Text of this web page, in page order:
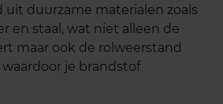
uit duurzame materialen zoals
en staal, wat niet alleen de
maar ook de rolweerstand
je brandstof